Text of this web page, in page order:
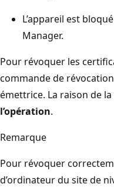
L’appareil est
Manager.
Pour révoquer les
commande de
émettrice. La raison de
l’opération.
Remarque
Pour révoquer
d’ordinateur du site de